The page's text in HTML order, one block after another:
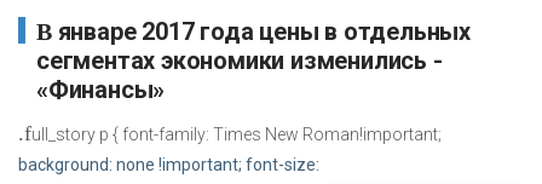
В январе 2017 года цены в отдельных
сегментах экономики изменились -
«Финансы»
.full_story p { font-family: Times New Roman!important;
background: none !important; font-size: